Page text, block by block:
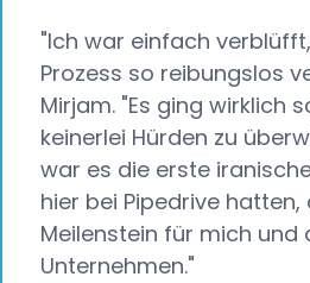
"Ich war einfach
Prozess so reibungslos
Mirjam. "Es ging wirklich
keinerlei Hürden zu
war es die erste
hier bei Pipedrive
Meilenstein für mich und
Unternehmen."